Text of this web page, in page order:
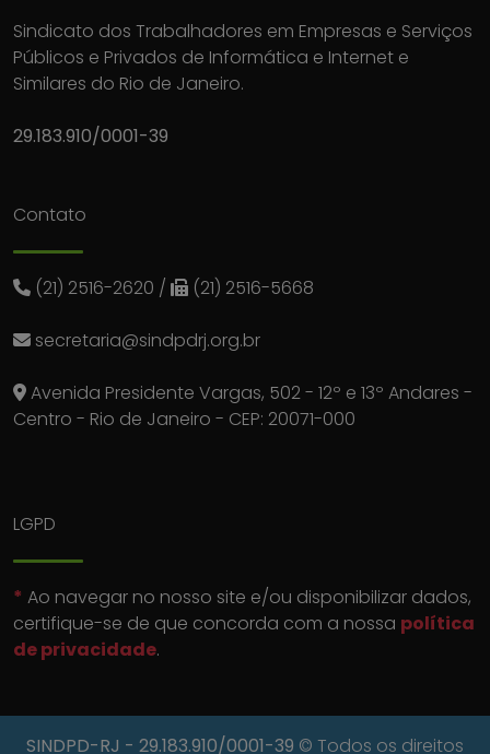
Sindicato dos Trabalhadores em Empresas e Serviços
Públicos e Privados de Informática e Internet e
Similares do Rio de Janeiro.
29.183.910/0001-39
Contato
(21) 2516-2620 / (21) 2516-5668
secretaria@sindpdrj.org.br
Avenida Presidente Vargas, 502 - 12º e 13º Andares -
Centro - Rio de Janeiro - CEP: 20071-000
LGPD
* Ao navegar no nosso site e/ou disponibilizar dados,
certifique-se de que concorda com a nossa política
de privacidade.
SINDPD-RJ - 29.183.910/0001-39 © Todos os direitos